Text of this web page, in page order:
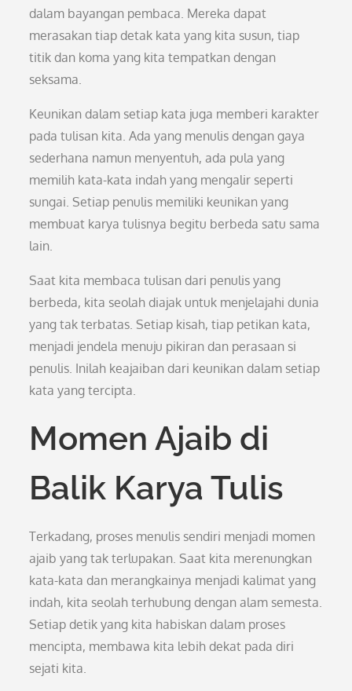
dalam bayangan pembaca. Mereka dapat
merasakan tiap detak kata yang kita susun, tiap
titik dan koma yang kita tempatkan dengan
seksama.
Keunikan dalam setiap kata juga memberi karakter
pada tulisan kita. Ada yang menulis dengan gaya
sederhana namun menyentuh, ada pula yang
memilih kata-kata indah yang mengalir seperti
sungai. Setiap penulis memiliki keunikan yang
membuat karya tulisnya begitu berbeda satu sama
lain.
Saat kita membaca tulisan dari penulis yang
berbeda, kita seolah diajak untuk menjelajahi dunia
yang tak terbatas. Setiap kisah, tiap petikan kata,
menjadi jendela menuju pikiran dan perasaan si
penulis. Inilah keajaiban dari keunikan dalam setiap
kata yang tercipta.
Momen Ajaib di
Balik Karya Tulis
Terkadang, proses menulis sendiri menjadi momen
ajaib yang tak terlupakan. Saat kita merenungkan
kata-kata dan merangkainya menjadi kalimat yang
indah, kita seolah terhubung dengan alam semesta.
Setiap detik yang kita habiskan dalam proses
mencipta, membawa kita lebih dekat pada diri
sejati kita.